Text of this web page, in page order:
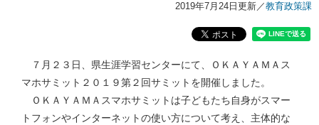
2019年7月24日更新／教育政策課
７月２３日、県生涯学習センターにて、ＯＫＡＹＡＭＡス
マホサミット２０１９第２回サミットを開催しました。
ＯＫＡＹＡＭＡスマホサミットは子どもたち自身がスマー
トフォンやインターネットの使い方について考え、主体的な